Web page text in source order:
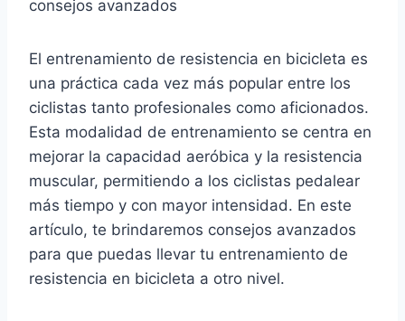
consejos avanzados
El entrenamiento de resistencia en bicicleta es
una práctica cada vez más popular entre los
ciclistas tanto profesionales como aficionados.
Esta modalidad de entrenamiento se centra en
mejorar la capacidad aeróbica y la resistencia
muscular, permitiendo a los ciclistas pedalear
más tiempo y con mayor intensidad. En este
artículo, te brindaremos consejos avanzados
para que puedas llevar tu entrenamiento de
resistencia en bicicleta a otro nivel.